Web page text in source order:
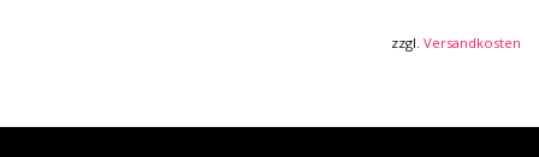
zzgl. Versandkosten